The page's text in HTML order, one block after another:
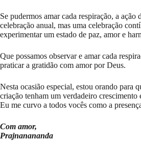
Se pudermos amar cada respiração, a ação
celebração anual, mas uma celebração
experimentar um estado de paz, amor e
Que possamos observar e amar cada
praticar a gratidão com amor por Deus.
Nesta ocasião especial, estou orando para
criação tenham um verdadeiro crescimento
Eu me curvo a todos vocês como a
Com amor,
Prajnanananda